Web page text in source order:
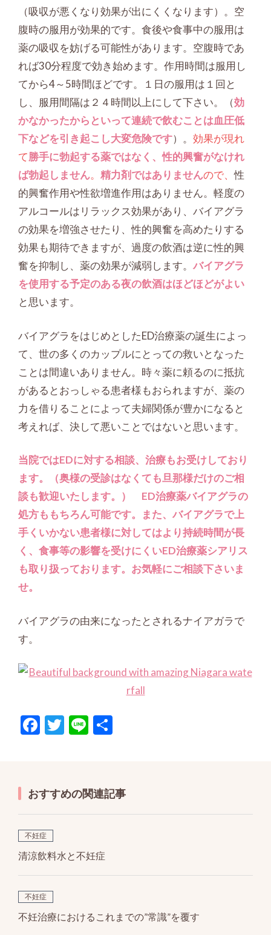
（吸収が悪くなり効果が出にくくなります）。空
腹時の服用が効果的です。食後や食事中の服用は
薬の吸収を妨げる可能性があります。空腹時であ
れば30分程度で効き始めます。作用時間は服用し
てから4～5時間ほどです。１日の服用は１回と
し、服用間隔は２４時間以上にして下さい。（効
かなかったからといって連続で飲むことは血圧低
下などを引き起こし大変危険です）。 効果が現れ
て勝手に勃起する薬ではなく、性的興奮がなけれ
ば勃起しません。 精力剤ではありませんので、性
的興奮作用や性欲増進作用はありません。軽度の
アルコールはリラックス効果があり、バイアグラ
の効果を増強させたり、性的興奮を高めたりする
効果も期待できますが、過度の飲酒は逆に性的興
奮を抑制し、薬の効果が減弱します。 バイアグラ
を使用する予定のある夜の飲酒はほどほどがよい
と思います。
バイアグラをはじめとしたED治療薬の誕生によっ
て、世の多くのカップルにとっての救いとなった
ことは間違いありません。時々薬に頼るのに抵抗
があるとおっしゃる患者様もおられますが、薬の
力を借りることによって夫婦関係が豊かになると
考えれば、決して悪いことではないと思います。
当院ではEDに対する相談、治療もお受けしており
ます。（奥様の受診はなくても旦那様だけのご相
談も歓迎いたします。） ED治療薬バイアグラの
処方ももちろん可能です。また、バイアグラで上
手くいかない患者様に対してはより持続時間が長
く、食事等の影響を受けにくいED治療薬シアリス
も取り扱っております。お気軽にご相談下さいま
せ。
バイアグラの由来になったとされるナイアガラで
す。
F
b
o
o
k
T
Li
おすすめの関連記事
不妊症
清涼飲料水と不妊症
不妊症
不妊治療におけるこれまでの”常識”を覆す